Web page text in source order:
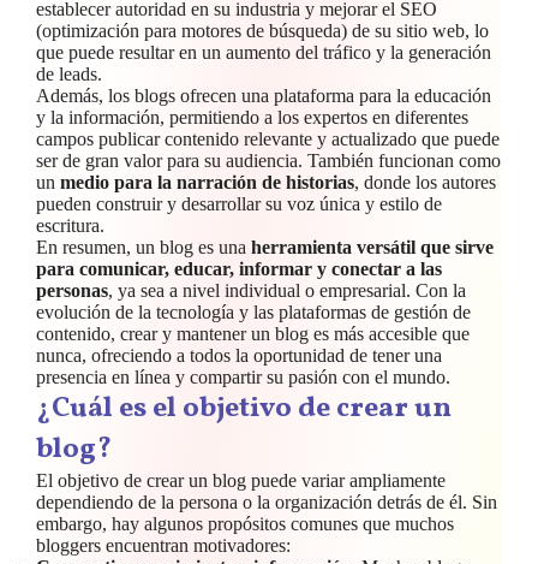
establecer autoridad en su industria y mejorar el SEO
(optimización para motores de búsqueda) de su sitio web, lo
que puede resultar en un aumento del tráfico y la generación
de leads.
Además, los blogs ofrecen una plataforma para la educación
y la información, permitiendo a los expertos en diferentes
campos publicar contenido relevante y actualizado que puede
ser de gran valor para su audiencia. También funcionan como
un medio para la narración de historias, donde los autores
pueden construir y desarrollar su voz única y estilo de
escritura.
En resumen, un blog es una herramienta versátil que sirve
para comunicar, educar, informar y conectar a las
personas, ya sea a nivel individual o empresarial. Con la
evolución de la tecnología y las plataformas de gestión de
contenido, crear y mantener un blog es más accesible que
nunca, ofreciendo a todos la oportunidad de tener una
presencia en línea y compartir su pasión con el mundo.
¿Cuál es el objetivo de crear un
blog?
El objetivo de crear un blog puede variar ampliamente
dependiendo de la persona o la organización detrás de él. Sin
embargo, hay algunos propósitos comunes que muchos
bloggers encuentran motivadores: